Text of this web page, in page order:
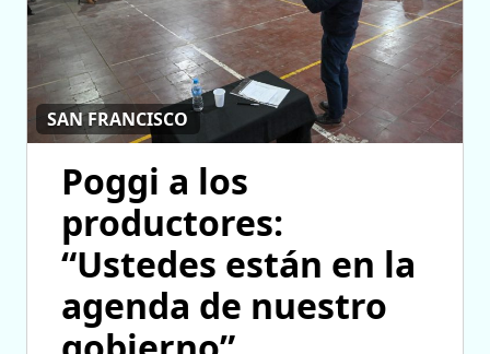
SAN FRANCISCO
Poggi a los
productores:
“Ustedes están en la
agenda de nuestro